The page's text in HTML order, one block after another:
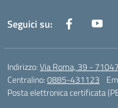
Seguici su:
Indirizzo:Via Roma, 39 -
Centralino:0885-431123
Posta elettronica certificata